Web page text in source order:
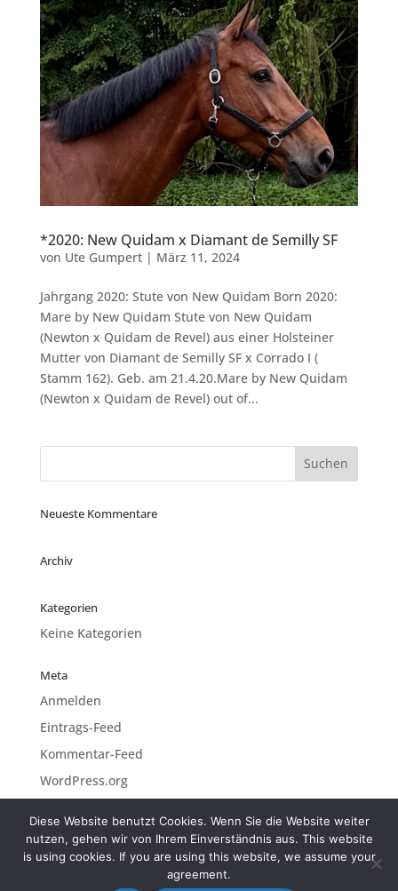
*2020: New Quidam x Diamant de Semilly SF
von Ute Gumpert| März 11, 2024
Jahrgang 2020: Stute von New Quidam Born 2020:
Mare by New Quidam Stute von New Quidam
(Newton x Quidam de Revel) aus einer Holsteiner
Mutter von Diamant de Semilly SF x Corrado I (
Stamm 162). Geb. am 21.4.20.Mare by New Quidam
(Newton x Quidam de Revel) out of...
Neueste Kommentare
Archiv
Kategorien
Keine Kategorien
Meta
Anmelden
Eintrags-Feed
Kommentar-Feed
WordPress.org
Impressum.Imprint
Datenschutz.Privacy policy
Diese Website benutzt Cookies. Wenn Sie die Website weiter
nutzen, gehen wir von Ihrem Einverständnis aus. This website
is using cookies. If you are using this website, we assume your
agreement.